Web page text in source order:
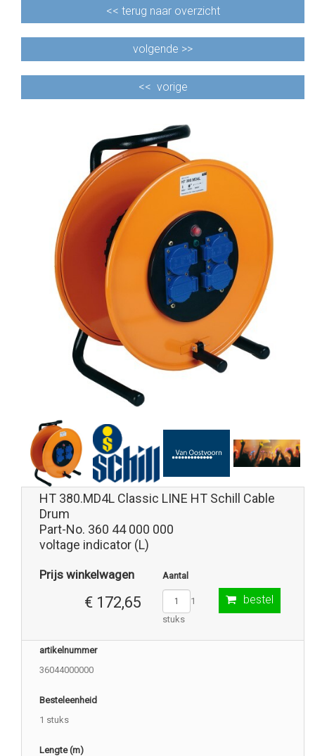
<< terug naar overzicht
volgende >>
<< vorige
HT 380.MD4L Classic LINE HT Schill Cable
Drum
Part-No. 360 44 000 000
voltage indicator (L)
Prijs winkelwagen
€ 172,65
Aantal
1
stuks
bestel
artikelnummer
36044000000
Besteleenheid
1 stuks
Lengte (m)